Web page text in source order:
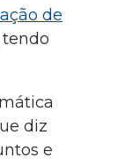
de
diz
e